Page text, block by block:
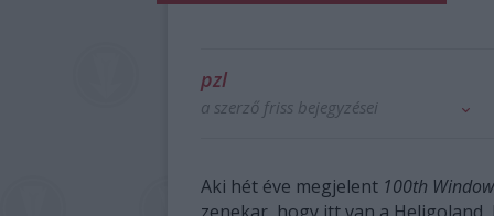
pzl
a szerző friss bejegyzései
Aki hét éve megjelent 100th Window